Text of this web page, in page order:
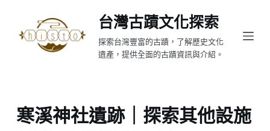
至
台灣古蹟文化探索
探索台灣豐富的古蹟，了解歷史文化
遺產，提供全面的古蹟資訊與介紹。
寒溪神社遺跡｜探索其他設施